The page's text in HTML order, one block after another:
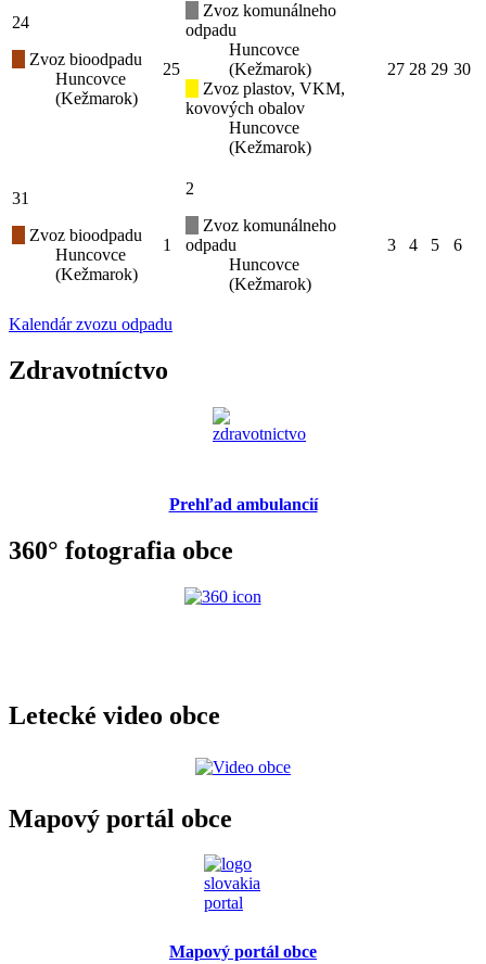
24
Zvoz bioodpadu
Huncovce
(Kežmarok)
25
Zvoz komunálneho
odpadu
Huncovce
(Kežmarok)
Zvoz plastov, VKM,
kovových obalov
Huncovce
(Kežmarok)
27 28 29 30
31
Zvoz bioodpadu
Huncovce
(Kežmarok)
1
2
Zvoz komunálneho
odpadu
Huncovce
(Kežmarok)
3 4 5 6
Kalendár zvozu odpadu
Zdravotníctvo
Prehľad ambulancií
360° fotografia obce
Letecké video obce
Mapový portál obce
Mapový portál obce